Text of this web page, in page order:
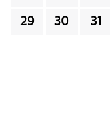
29 30 31